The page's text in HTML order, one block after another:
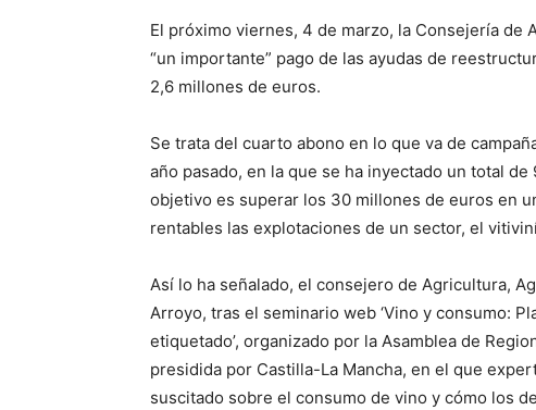
El próximo viernes, 4 de marzo, la Consejería de
“un importante” pago de las ayudas de
2,6 millones de euros.
Se trata del cuarto abono en lo que va de
año pasado, en la que se ha inyectado un total
objetivo es superar los 30 millones de euros en
rentables las explotaciones de un sector, el
Así lo ha señalado, el consejero de Agricultura,
Arroyo, tras el seminario web ‘Vino y consumo:
etiquetado’, organizado por la Asamblea de
presidida por Castilla-La Mancha, en el que
suscitado sobre el consumo de vino y cómo los